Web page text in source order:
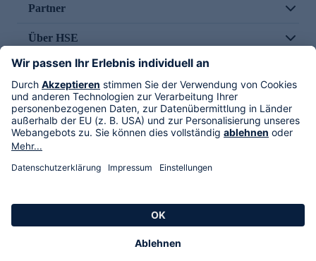
Partner
Über HSE
Im TV
HSE International